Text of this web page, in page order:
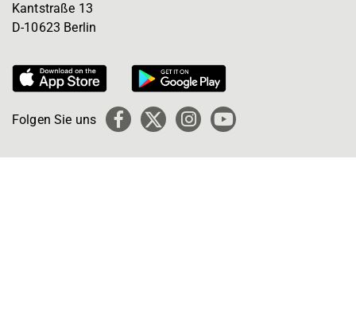
Kantstraße 13
D-10623 Berlin
Folgen Sie uns Facebook
X
Instagram